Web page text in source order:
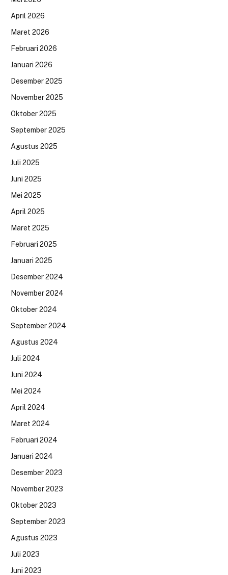
April 2026
Maret 2026
Februari 2026
Januari 2026
Desember 2025
November 2025
Oktober 2025
September 2025
Agustus 2025
Juli 2025
Juni 2025
Mei 2025
April 2025
Maret 2025
Februari 2025
Januari 2025
Desember 2024
November 2024
Oktober 2024
September 2024
Agustus 2024
Juli 2024
Juni 2024
Mei 2024
April 2024
Maret 2024
Februari 2024
Januari 2024
Desember 2023
November 2023
Oktober 2023
September 2023
Agustus 2023
Juli 2023
Juni 2023